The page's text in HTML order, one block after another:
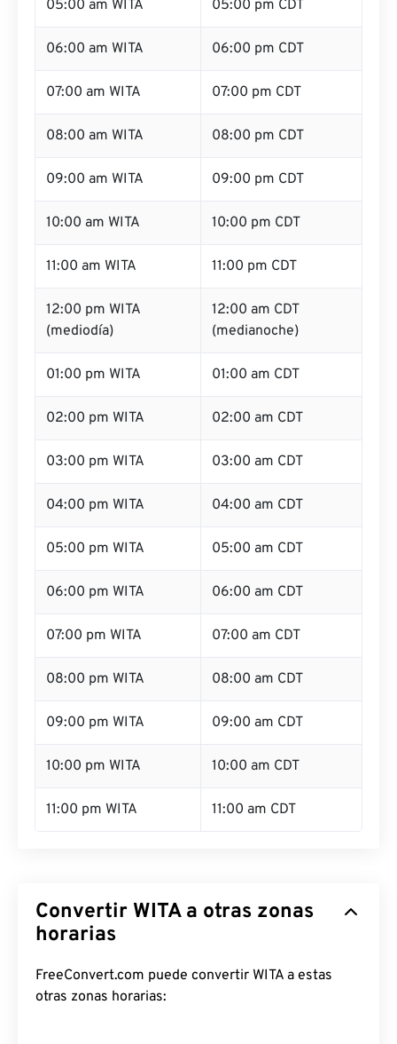
05:00 am WITA 05:00 pm CDT
06:00 am WITA 06:00 pm CDT
07:00 am WITA 07:00 pm CDT
08:00 am WITA 08:00 pm CDT
09:00 am WITA 09:00 pm CDT
10:00 am WITA 10:00 pm CDT
11:00 am WITA 11:00 pm CDT
12:00 pm WITA
(mediodía)
12:00 am CDT
(medianoche)
01:00 pm WITA 01:00 am CDT
02:00 pm WITA 02:00 am CDT
03:00 pm WITA 03:00 am CDT
04:00 pm WITA 04:00 am CDT
05:00 pm WITA 05:00 am CDT
06:00 pm WITA 06:00 am CDT
07:00 pm WITA 07:00 am CDT
08:00 pm WITA 08:00 am CDT
09:00 pm WITA 09:00 am CDT
10:00 pm WITA 10:00 am CDT
11:00 pm WITA 11:00 am CDT
Convertir WITA a otras zonas
horarias
FreeConvert.com puede convertir WITA a estas
otras zonas horarias: